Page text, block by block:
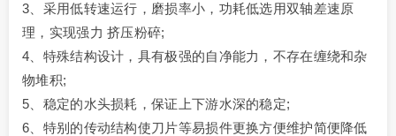
3、采用低转速运行，磨损率小，功耗低选用双轴差速原
理，实现强力 挤压粉碎;
4、特殊结构设计，具有极强的自净能力，不存在缠绕和杂
物堆积;
5、稳定的水头损耗，保证上下游水深的稳定;
6、特别的传动结构使刀片等易损件更换方便维护简便降低